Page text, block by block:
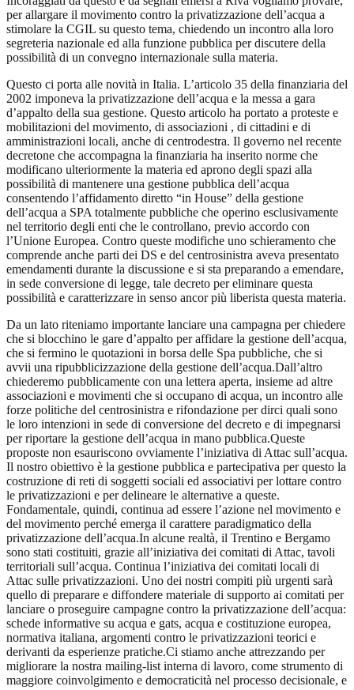
per allargare il movimento contro la privatizzazione dell’acqua a
stimolare la CGIL su questo tema, chiedendo un incontro alla loro
segreteria nazionale ed alla funzione pubblica per discutere della
possibilità di un convegno internazionale sulla materia.
Questo ci porta alle novità in Italia. L’articolo 35 della finanziaria del
2002 imponeva la privatizzazione dell’acqua e la messa a gara
d’appalto della sua gestione. Questo articolo ha portato a proteste e
mobilitazioni del movimento, di associazioni , di cittadini e di
amministrazioni locali, anche di centrodestra. Il governo nel recente
decretone che accompagna la finanziaria ha inserito norme che
modificano ulteriormente la materia ed aprono degli spazi alla
possibilità di mantenere una gestione pubblica dell’acqua
consentendo l’affidamento diretto “in House” della gestione
dell’acqua a SPA totalmente pubbliche che operino esclusivamente
nel territorio degli enti che le controllano, previo accordo con
l’Unione Europea. Contro queste modifiche uno schieramento che
comprende anche parti dei DS e del centrosinistra aveva presentato
emendamenti durante la discussione e si sta preparando a emendare,
in sede conversione di legge, tale decreto per eliminare questa
possibilità e caratterizzare in senso ancor più liberista questa materia.
Da un lato riteniamo importante lanciare una campagna per chiedere
che si blocchino le gare d’appalto per affidare la gestione dell’acqua,
che si fermino le quotazioni in borsa delle Spa pubbliche, che si
avvii una ripubblicizzazione della gestione dell’acqua.Dall’altro
chiederemo pubblicamente con una lettera aperta, insieme ad altre
associazioni e movimenti che si occupano di acqua, un incontro alle
forze politiche del centrosinistra e rifondazione per dirci quali sono
le loro intenzioni in sede di conversione del decreto e di impegnarsi
per riportare la gestione dell’acqua in mano pubblica.Queste
proposte non esauriscono ovviamente l’iniziativa di Attac sull’acqua.
Il nostro obiettivo è la gestione pubblica e partecipativa per questo la
costruzione di reti di soggetti sociali ed associativi per lottare contro
le privatizzazioni e per delineare le alternative a queste.
Fondamentale, quindi, continua ad essere l’azione nel movimento e
del movimento perché emerga il carattere paradigmatico della
privatizzazione dell’acqua.In alcune realtà, il Trentino e Bergamo
sono stati costituiti, grazie all’iniziativa dei comitati di Attac, tavoli
territoriali sull’acqua. Continua l’iniziativa dei comitati locali di
Attac sulle privatizzazioni. Uno dei nostri compiti più urgenti sarà
quello di preparare e diffondere materiale di supporto ai comitati per
lanciare o proseguire campagne contro la privatizzazione dell’acqua:
schede informative su acqua e gats, acqua e costituzione europea,
normativa italiana, argomenti contro le privatizzazioni teorici e
derivanti da esperienze pratiche.Ci stiamo anche attrezzando per
migliorare la nostra mailing-list interna di lavoro, come strumento di
maggiore coinvolgimento e democraticità nel processo decisionale, e